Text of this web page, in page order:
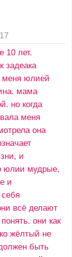
10 лет.
задеака
меня юлией
мама
но когда
меня
она
и
юлии мудрые,
и
всё делают
они как
жёлтый не
быть